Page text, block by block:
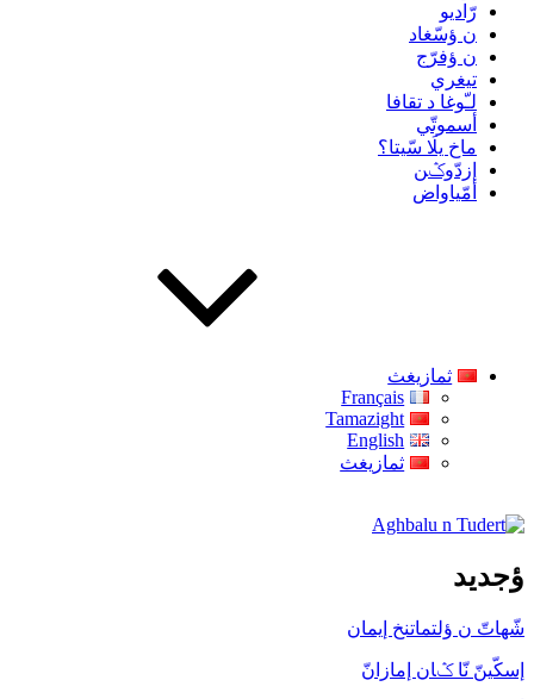
رّاديو
ن ؤسّغاد
ن ؤفرّج
تيغري
لـّوغا د تقافا
أسموتّي
ماخ يلَا سّيتا؟
إزدّوݣن
أمّياواض
ثمازيغث
Français
Tamazight
English
ثمازيغث
Aghbalu n Tudert
ؤجديد
شّهاتّ ن ؤلتماتنخ إيمان
إسكّينّ نّا ݣان إمازانّ